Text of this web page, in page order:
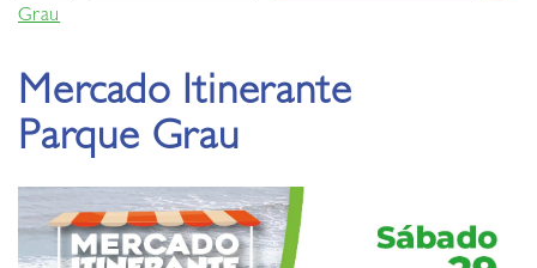
Grau
Mercado Itinerante
Parque Grau